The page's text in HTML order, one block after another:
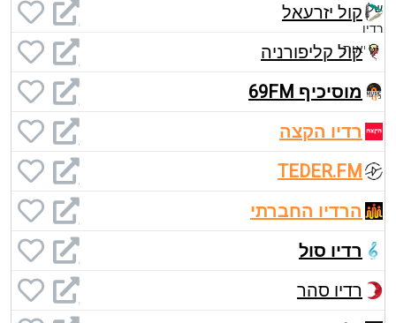
קול יזרעאל
קול קליפורניה
מוסיכיף 69FM
רדיו הקצה
TEDER.FM
הרדיו החברתי
רדיו סול
רדיו סהר